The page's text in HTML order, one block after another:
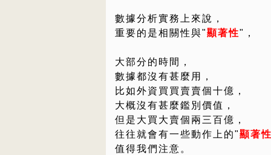
數據分析實務上來說，
重要的是相關性與"顯著性"，
大部分的時間，
數據都沒有甚麼用，
比如外資買買賣賣個十億，
大概沒有甚麼鑑別價值，
但是大買大賣個兩三百億，
往往就會有一些動作上的"顯著
值得我們注意。